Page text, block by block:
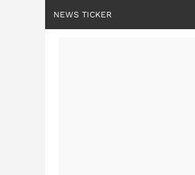
NEWS TICKER